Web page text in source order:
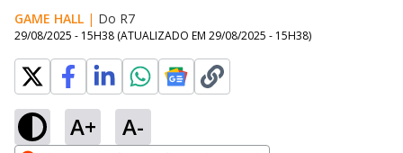
GAME HALL | Do R7
29/08/2025 - 15H38 (ATUALIZADO EM 29/08/2025 - 15H38)
A+ A-